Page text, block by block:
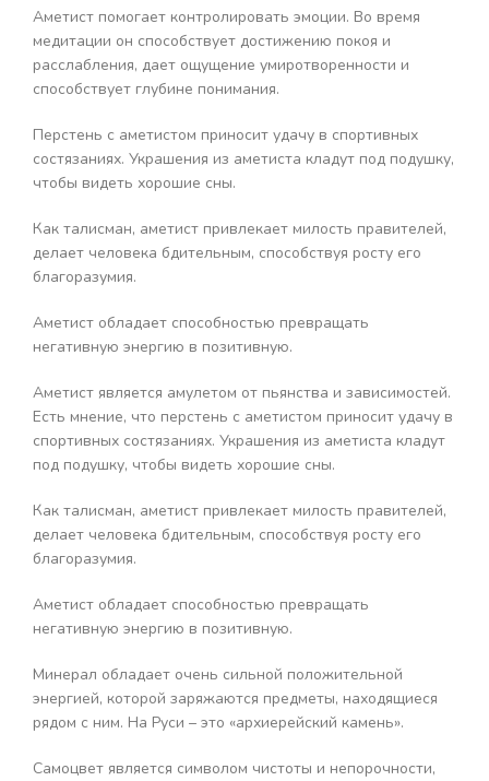
Аметист помогает контролировать эмоции. Во время
медитации он способствует достижению покоя и
расслабления, дает ощущение умиротворенности и
способствует глубине понимания.
Перстень с аметистом приносит удачу в спортивных
состязаниях. Украшения из аметиста кладут под подушку,
чтобы видеть хорошие сны.
Как талисман, аметист привлекает милость правителей,
делает человека бдительным, способствуя росту его
благоразумия.
Аметист обладает способностью превращать
негативную энергию в позитивную.
Аметист является амулетом от пьянства и зависимостей.
Есть мнение, что перстень с аметистом приносит удачу в
спортивных состязаниях. Украшения из аметиста кладут
под подушку, чтобы видеть хорошие сны.
Как талисман, аметист привлекает милость правителей,
делает человека бдительным, способствуя росту его
благоразумия.
Аметист обладает способностью превращать
негативную энергию в позитивную.
Минерал обладает очень сильной положительной
энергией, которой заряжаются предметы, находящиеся
рядом с ним. На Руси – это «архиерейский камень».
Самоцвет является символом чистоты и непорочности,